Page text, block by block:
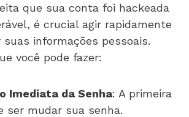
que sua conta foi hackeada
é crucial agir rapidamente
informações pessoais.
você pode fazer:
Imediata da Senha: A primeira
ser mudar sua senha.